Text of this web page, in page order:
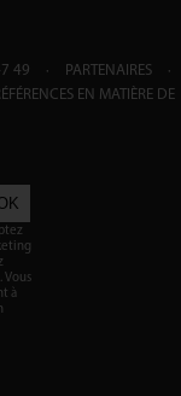
49
PARTENAIRES
EN MATIÈRE DE
Vous
à